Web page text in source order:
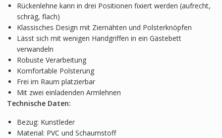
Rückenlehne kann in drei Positionen fixiert werden (aufrecht,
schräg, flach)
Klassisches Design mit Ziernähten und Polsterknöpfen
Lässt sich mit wenigen Handgriffen in ein Gästebett
verwandeln
Robuste Verarbeitung
Komfortable Polsterung
Frei im Raum platzierbar
Mit zwei einladenden Armlehnen
Technische Daten:
Bezug: Kunstleder
Material: PVC und Schaumstoff